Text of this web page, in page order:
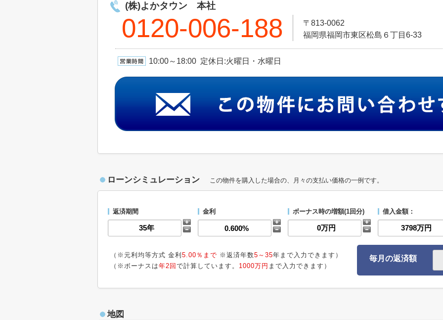
(株)よかタウン 本社
0120-006-188
〒813-0062
福岡県福岡市東区松島６丁目6-33
10:00～18:00 定休日:火曜日・水曜日
ローンシミュレーション この物件を購入した場合の、月々の支払い価格の一例です。
返済期間 金利 ボーナス時の増額(1回分) 借入金額：
（※元利均等方式 金利 5.00％まで ※返済年数5～35年まで入力できます）
（※ボーナスは年2回 で計算しています。 1000万円 まで入力できます）
毎月の返済額
地図